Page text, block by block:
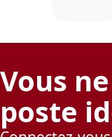
Vous
poste